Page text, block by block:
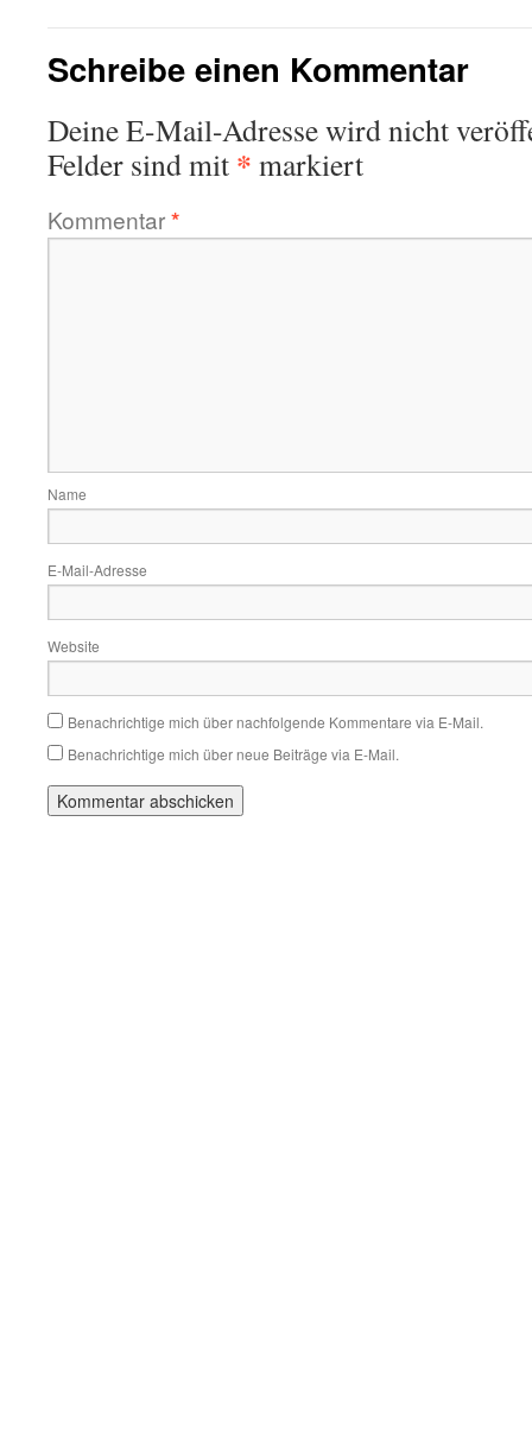
Schreibe einen Kommentar
Deine E-Mail-Adresse wird nicht
Felder sind mit * markiert
Kommentar*
Name
E-Mail-Adresse
Website
Benachrichtige mich über nachfolgende Kommentare via E-Mail.
Benachrichtige mich über neue Beiträge via E-Mail.